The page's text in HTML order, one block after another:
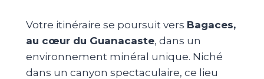
Votre itinéraire se poursuit vers Bagaces,
au cœur du Guanacaste, dans un
environnement minéral unique. Niché
dans un canyon spectaculaire, ce lieu